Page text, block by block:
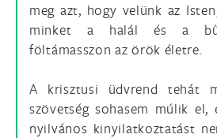
meg azt, hogy velünk az
minket a halál és a
föltámasszon az örök életre.
A krisztusi üdvrend tehát
szövetség sohasem múlik el,
nyilvános kinyilatkoztatást